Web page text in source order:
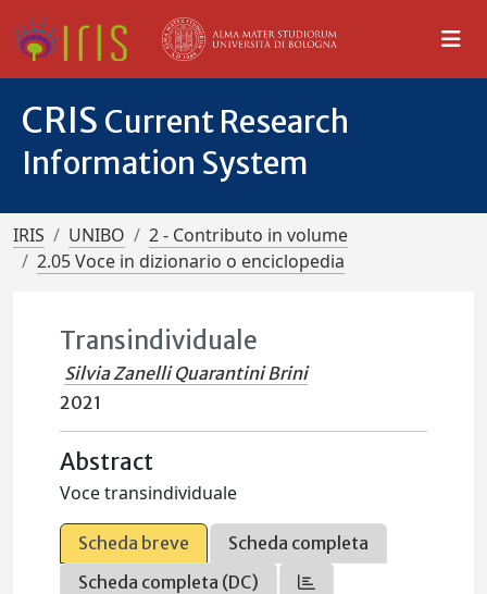
CRIS Current Research
Information System
IRIS UNIBO
2 - Contributo in volume
2.05 Voce in dizionario o enciclopedia
Transindividuale
Silvia Zanelli Quarantini Brini
2021
Abstract
Voce transindividuale
Scheda breve
Scheda completa
Scheda completa (DC)